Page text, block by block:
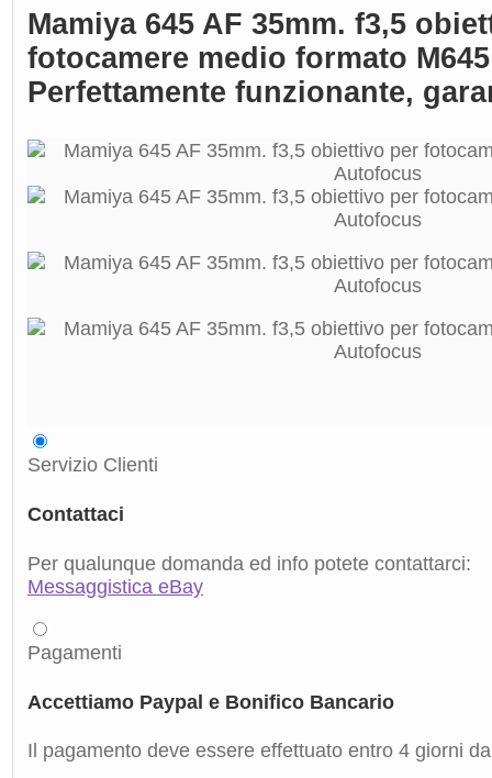
Mamiya 645 AF 35mm. f3,5
fotocamere medio formato
Perfettamente funzionante,
Servizio Clienti
Contattaci
Per qualunque domanda ed info potete contattarci:
Messaggistica eBay
Pagamenti
Accettiamo Paypal e Bonifico Bancario
Il pagamento deve essere effettuato entro 4 giorni